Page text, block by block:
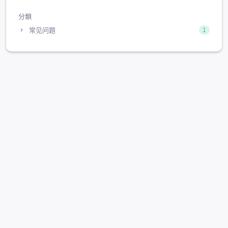
分類
常见问题
1